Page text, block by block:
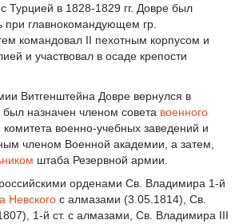
Турцией в 1828-1829 гг. Довре был
при главнокомандующем гр.
командовал II пехотным корпусом и
и участвовал в осаде крепости
Витгенштейна Довре вернулся в
был назначен членом совета военного
комитета военно-учебных заведений и
членом Военной академии, а затем,
штаба Резервной армии.
орденами Св. Владимира 1-й
Невского с алмазами (3.05.1814), Св.
1-й ст. с алмазами, Св. Владимира III